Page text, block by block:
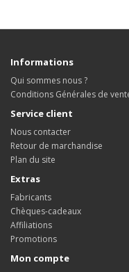
Informations
Qui sommes nous ?
Conditions Générales de
Service client
Nous contacter
Retour de marchandise
Plan du site
Extras
Fabricants
Chèques-cadeaux
Affiliations
Promotions
Mon compte